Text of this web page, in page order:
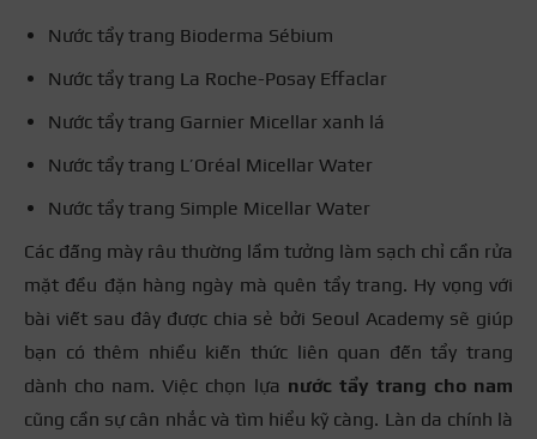
Nước tẩy trang Bioderma Sébium
Nước tẩy trang La Roche-Posay Effaclar
Nước tẩy trang Garnier Micellar xanh lá
Nước tẩy trang L’Oréal Micellar Water
Nước tẩy trang Simple Micellar Water
Các đấng mày râu thường lầm tưởng làm sạch chỉ cần rửa
mặt đều đặn hàng ngày mà quên tẩy trang. Hy vọng với
bài viết sau đây được chia sẻ bởi Seoul Academy sẽ giúp
bạn có thêm nhiều kiến thức liên quan đến tẩy trang
dành cho nam. Việc chọn lựa nước tẩy trang cho nam
cũng cần sự cân nhắc và tìm hiểu kỹ càng. Làn da chính là